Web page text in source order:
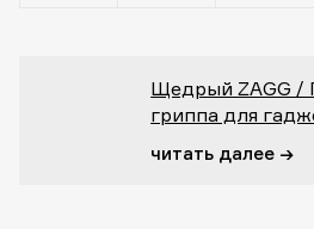
Щедрый ZAGG /
гриппа для
читать далее →